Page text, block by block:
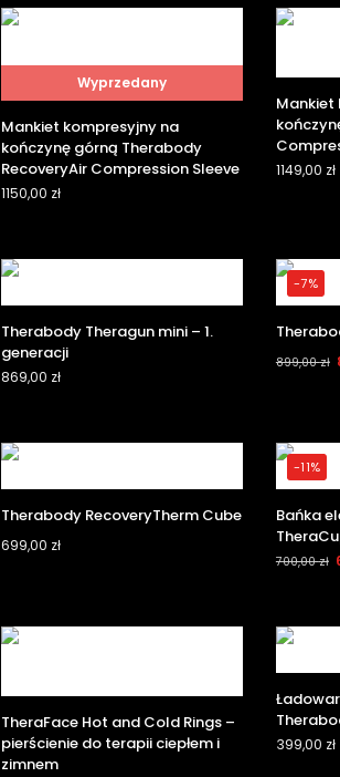
Wyprzedany
Mankiet kompresyjny na
kończynę górną Therabody
RecoveryAir Compression Sleeve
1150,00 zł
Mankiet
1149,00 zł
Therabody Theragun mini – 1.
generacji
869,00 zł
-7%
899,00zł
Therabody RecoveryTherm Cube
699,00 zł
-11%
Bańka
700,00zł
TheraFace Hot and Cold Rings –
pierścienie do terapii ciepłem i
zimnem
399,00 zł